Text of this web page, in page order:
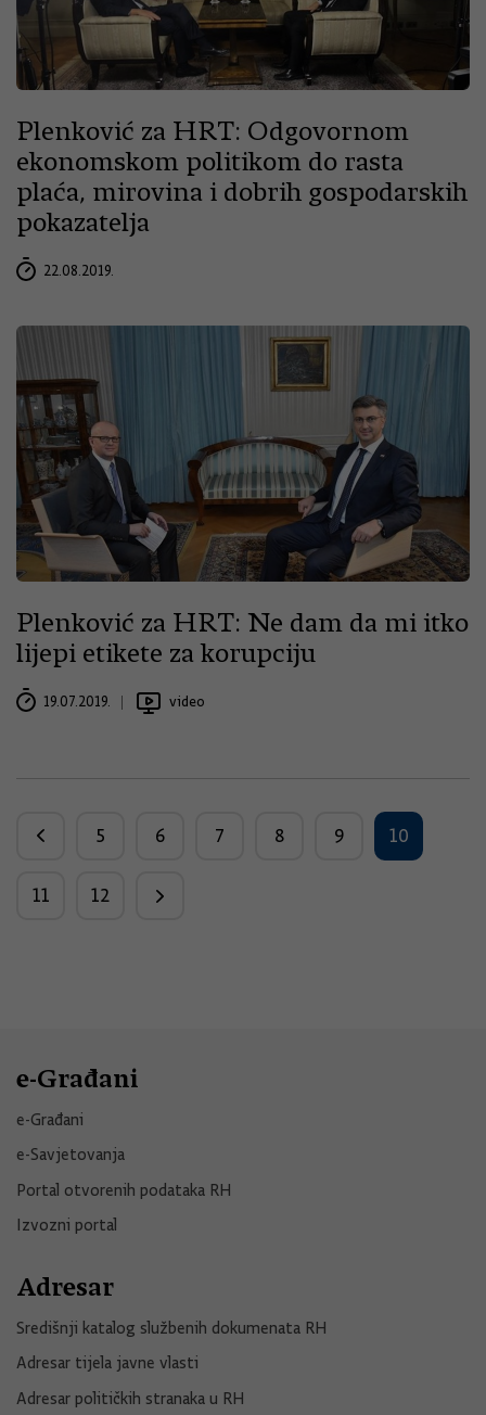
Plenković za HRT: Odgovornom
ekonomskom politikom do rasta
plaća, mirovina i dobrih gospodarskih
pokazatelja
22.08.2019.
Plenković za HRT: Ne dam da mi itko
lijepi etikete za korupciju
19.07.2019. video
5 6 7 8 9 10
11 12
e-Građani
e-Građani
e-Savjetovanja
Portal otvorenih podataka RH
Izvozni portal
Adresar
Središnji katalog službenih dokumenata RH
Adresar tijela javne vlasti
Adresar političkih stranaka u RH